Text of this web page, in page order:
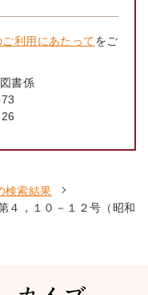
利用にあたってをご
書係
検索結果
４，１０－１２号（昭和